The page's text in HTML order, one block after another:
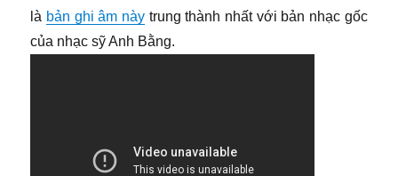
là bản ghi âm này trung thành nhất với bản nhạc gốc
của nhạc sỹ Anh Bằng.